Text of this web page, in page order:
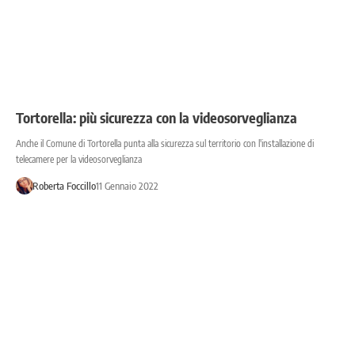
Tortorella: più sicurezza con la videosorveglianza
Anche il Comune di Tortorella punta alla sicurezza sul territorio con l'installazione di
telecamere per la videosorveglianza
Roberta Foccillo11 Gennaio 2022